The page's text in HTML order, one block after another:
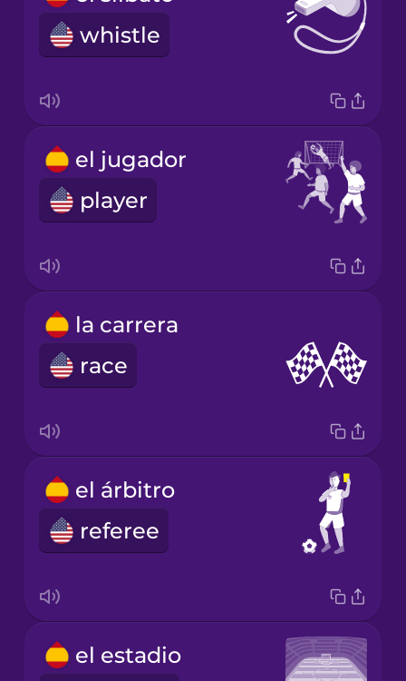
whistle
el jugador
player
la carrera
race
el árbitro
referee
el estadio